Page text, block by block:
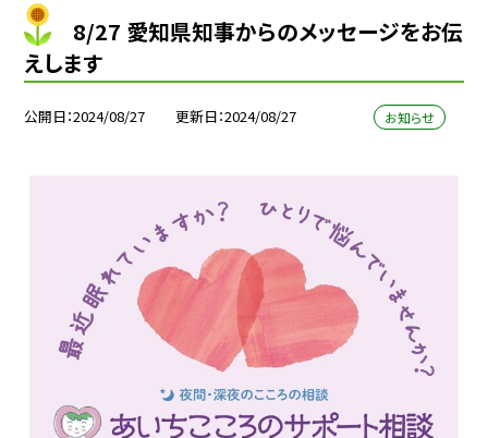
8/27 愛知県知事からのメッセージをお伝
えします
公開日 2024/08/27 更新日 2024/08/27 お知らせ